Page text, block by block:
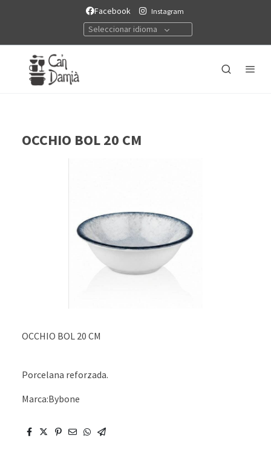
Facebook Instagram
Seleccionar idioma
OCCHIO BOL 20 CM
OCCHIO BOL 20 CM
Porcelana reforzada.
Marca:Bybone